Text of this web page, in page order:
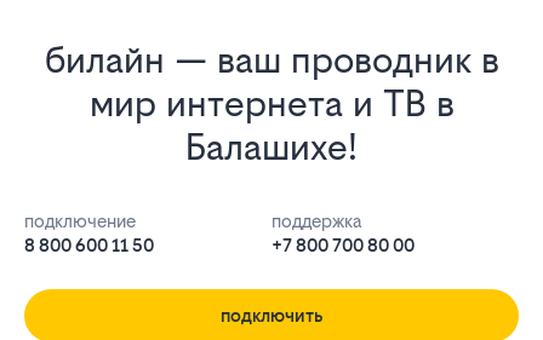
билайн — ваш проводник в
мир интернета и ТВ в
Балашихе!
подключение
8 800 600 11 50
поддержка
+7 800 700 80 00
подключить